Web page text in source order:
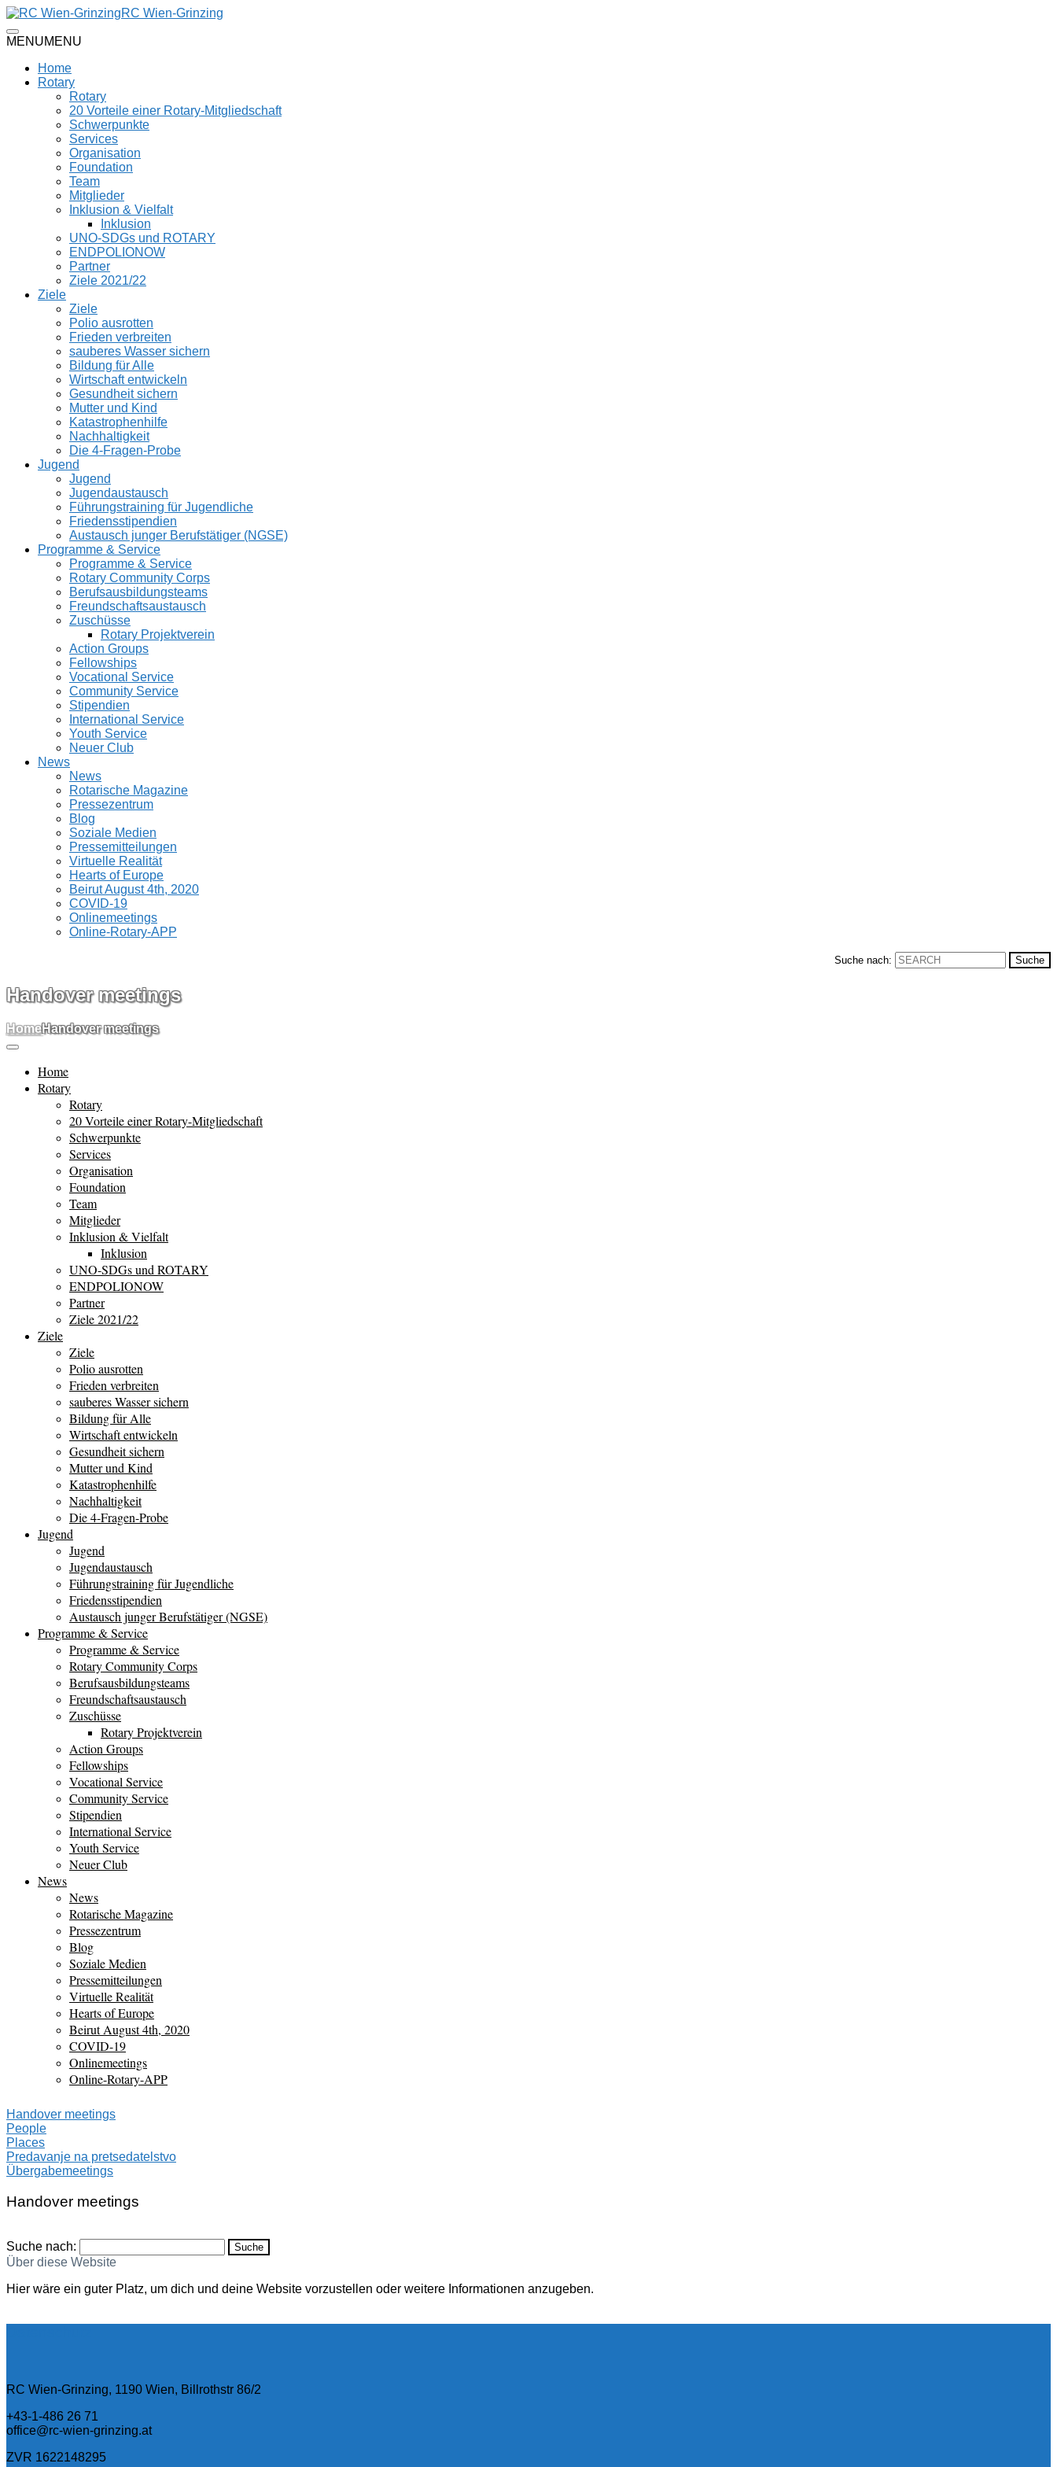
RC Wien-Grinzing
MENUMENU
Home
Rotary
Rotary
20 Vorteile einer Rotary-Mitgliedschaft
Schwerpunkte
Services
Organisation
Foundation
Team
Mitglieder
Inklusion & Vielfalt
Inklusion
UNO-SDGs und ROTARY
ENDPOLIONOW
Partner
Ziele 2021/22
Ziele
Ziele
Polio ausrotten
Frieden verbreiten
sauberes Wasser sichern
Bildung für Alle
Wirtschaft entwickeln
Gesundheit sichern
Mutter und Kind
Katastrophenhilfe
Nachhaltigkeit
Die 4-Fragen-Probe
Jugend
Jugend
Jugendaustausch
Führungstraining für Jugendliche
Friedensstipendien
Austausch junger Berufstätiger (NGSE)
Programme & Service
Programme & Service
Rotary Community Corps
Berufsausbildungsteams
Freundschaftsaustausch
Zuschüsse
Rotary Projektverein
Action Groups
Fellowships
Vocational Service
Community Service
Stipendien
International Service
Youth Service
Neuer Club
News
News
Rotarische Magazine
Pressezentrum
Blog
Soziale Medien
Pressemitteilungen
Virtuelle Realität
Hearts of Europe
Beirut August 4th, 2020
COVID-19
Onlinemeetings
Online-Rotary-APP
Suche nach:
Handover meetings
HomeHandover meetings
Home
Rotary
Rotary
20 Vorteile einer Rotary-Mitgliedschaft
Schwerpunkte
Services
Organisation
Foundation
Team
Mitglieder
Inklusion & Vielfalt
Inklusion
UNO-SDGs und ROTARY
ENDPOLIONOW
Partner
Ziele 2021/22
Ziele
Ziele
Polio ausrotten
Frieden verbreiten
sauberes Wasser sichern
Bildung für Alle
Wirtschaft entwickeln
Gesundheit sichern
Mutter und Kind
Katastrophenhilfe
Nachhaltigkeit
Die 4-Fragen-Probe
Jugend
Jugend
Jugendaustausch
Führungstraining für Jugendliche
Friedensstipendien
Austausch junger Berufstätiger (NGSE)
Programme & Service
Programme & Service
Rotary Community Corps
Berufsausbildungsteams
Freundschaftsaustausch
Zuschüsse
Rotary Projektverein
Action Groups
Fellowships
Vocational Service
Community Service
Stipendien
International Service
Youth Service
Neuer Club
News
News
Rotarische Magazine
Pressezentrum
Blog
Soziale Medien
Pressemitteilungen
Virtuelle Realität
Hearts of Europe
Beirut August 4th, 2020
COVID-19
Onlinemeetings
Online-Rotary-APP
Handover meetings
People
Places
Predavanje na pretsedatelstvo
Übergabemeetings
Handover meetings
Suche nach:
Über diese Website
Hier wäre ein guter Platz, um dich und deine Website vorzustellen oder weitere Informationen anzugeben.
RC Wien-Grinzing, 1190 Wien, Billrothstr 86/2
+43-1-486 26 71
office@rc-wien-grinzing.at
ZVR 1622148295